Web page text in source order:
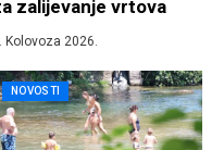
zalijevanje vrtova
Kolovoza 2026.
NOVOSTI